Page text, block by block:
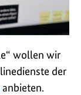
wollen wir
der
anbieten.